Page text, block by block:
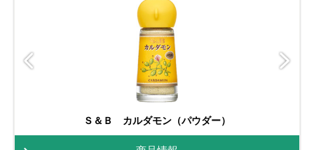
Ｓ＆Ｂ カルダモン（パウダー）